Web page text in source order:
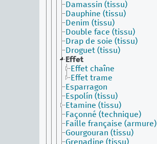
Damassin (tissu)
Dauphine (tissu)
Denim (tissu)
Double face (tissu)
Drap de soie (tissu)
Droguet (tissu)
Effet
Effet chaîne
Effet trame
Esparragon
Espolín (tissu)
Etamine (tissu)
Façonné (technique)
Faille française (armure)
Gourgouran (tissu)
Grenadine (tissu)